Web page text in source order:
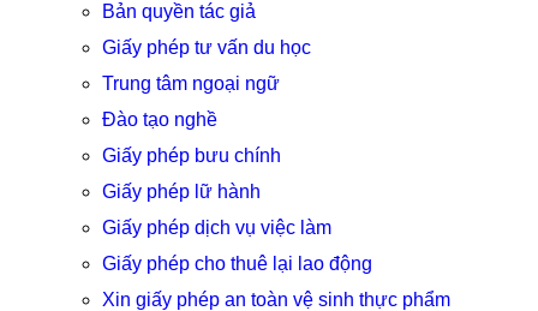
Bản quyền tác giả
Giấy phép tư vấn du học
Trung tâm ngoại ngữ
Đào tạo nghề
Giấy phép bưu chính
Giấy phép lữ hành
Giấy phép dịch vụ việc làm
Giấy phép cho thuê lại lao động
Xin giấy phép an toàn vệ sinh thực phẩm